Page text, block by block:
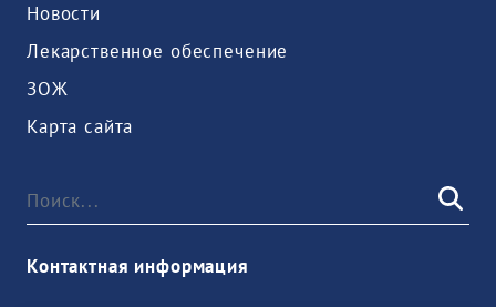
Новости
Лекарственное обеспечение
ЗОЖ
Карта сайта
Контактная информация